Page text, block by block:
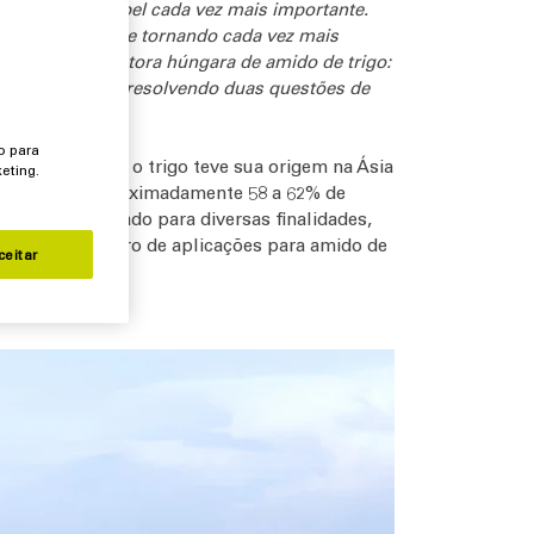
um papel cada vez mais importante.
está se tornando cada vez mais
a produtora húngara de amido de trigo:
higiênico, resolvendo duas questões de
mais antigos, o trigo teve sua origem na Ásia
em aproximadamente 58 a 62% de
pode ser usado para diversas finalidades,
número de aplicações para amido de
para